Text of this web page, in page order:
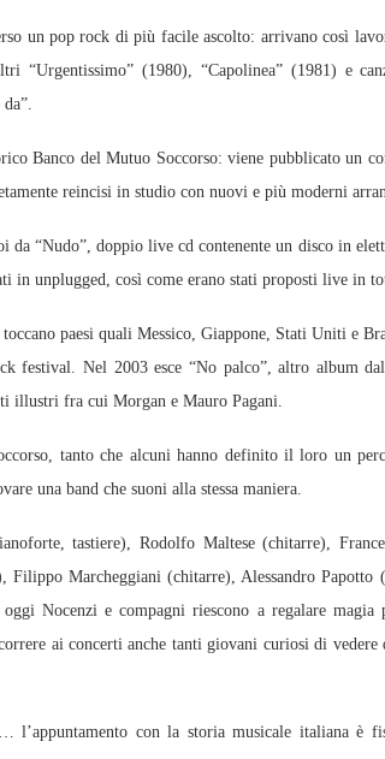
un pop rock di più facile ascolto: arrivano così
“Urgentissimo” (1980), “Capolinea” (1981) e
Banco del Mutuo Soccorso: viene pubblicato un
reincisi in studio con nuovi e più moderni
da “Nudo”, doppio live cd contenente un disco in
in unplugged, così come erano stati proposti live in
paesi quali Messico, Giappone, Stati Uniti e
festival. Nel 2003 esce “No palco”, altro album
illustri fra cui Morgan e Mauro Pagani.
tanto che alcuni hanno definito il loro un
una band che suoni alla stessa maniera.
tastiere), Rodolfo Maltese (chitarre),
Marcheggiani (chitarre), Alessandro Papotto
Nocenzi e compagni riescono a regalare
ai concerti anche tanti giovani curiosi di
l’appuntamento con la storia musicale italiana è